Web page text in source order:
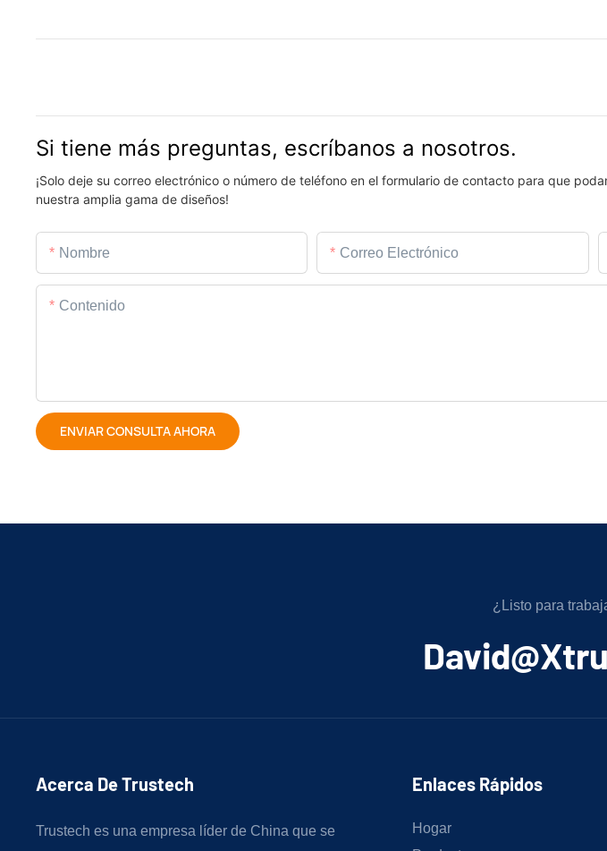
Si tiene más preguntas, escríbanos a nosotros.
¡Solo deje su correo electrónico o número de teléfono en el formulario de contacto para que
nuestra amplia gama de diseños!
Nombre Correo Electrónico
Contenido
ENVIAR CONSULTA AHORA
¿Listo para
Acerca De Trustech
Trustech es una empresa líder de China que se
Enlaces Rápidos
Hogar